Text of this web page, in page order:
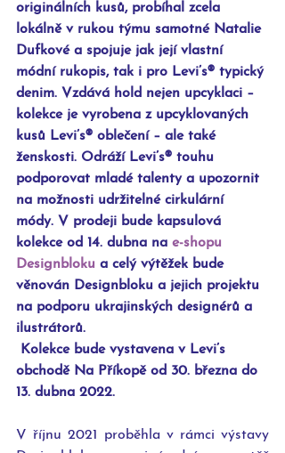
originálních kusů, probíhal zcela
lokálně v rukou týmu samotné Natalie
Dufkové a spojuje jak její vlastní
módní rukopis, tak i pro Levi’s® typický
denim. Vzdává hold nejen upcyklaci –
kolekce je vyrobena z upcyklovaných
kusů Levi’s® oblečení – ale také
ženskosti. Odráží Levi’s® touhu
podporovat mladé talenty a upozornit
na možnosti udržitelné cirkulární
módy. V prodeji bude kapsulová
kolekce od 14. dubna na e-shopu
Designbloku a celý výtěžek bude
věnován Designbloku a jejich projektu
na podporu ukrajinských designérů a
ilustrátorů.
obchodě Na Příkopě od 30. března do
13. dubna 2022.
V říjnu 2021 proběhla v rámci výstavy